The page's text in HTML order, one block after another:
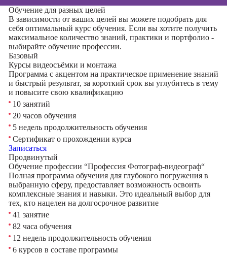
Обучение для разных целей
В зависимости от ваших целей вы можете подобрать для
себя оптимальный курс обучения. Если вы хотите получить
максимальное количество знаний, практики и портфолио -
выбирайте обучение профессии.
Базовый
Курсы видеосъёмки и монтажа
Программа с акцентом на практическое применение знаний
и быстрый результат, за короткий срок вы углубитесь в тему
и повысите свою квалификацию
10 занятий
20 часов обучения
5 недель продолжительность обучения
Сертификат о прохождении курса
Записаться
Продвинутый
Обучение профессии “Профессия Фотограф-видеограф“
Полная программа обучения для глубокого погружения в
выбранную сферу, предоставляет возможность освоить
комплексные знания и навыки. Это идеальный выбор для
тех, кто нацелен на долгосрочное развитие
41 занятие
82 часа обучения
12 недель продолжительность обучения
6 курсов в составе программы